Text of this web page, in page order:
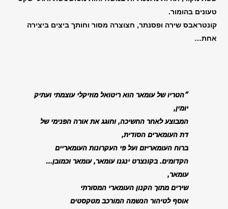
טעונים בהומור.
קונטראבס שירה ופסנתר, חצוצרה מסור וחותך ביצים ביצירה
אחת…
״הטריו של עומאר הוא ריטואל מוזיקלי עוצמתי ועתיק
יומין,
המבוצע לאחר החשיכה, וחוגג את אורה הפנימי של
דת העומארים הסודית,
ברוח העומאריזם ועל פי העקרונות העומאריים
הקדומים.בקונצרט ינגנו עומאר, עומאר וכמובן…
עומאר,
שירים מתוך הקנון העומארי המסורתי
אוסף לטיהור הנשמה המורכב מטקסטים